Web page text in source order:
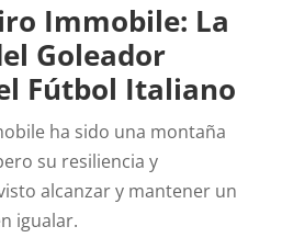
Immobile: La
Goleador
Fútbol Italiano
ha sido una montaña
su resiliencia y
alcanzar y mantener un
igualar.